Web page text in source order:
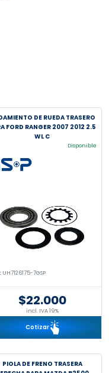
DE RUEDA TRASERO
FORD RANGER 2007 2012 2.5
WL C
Disponible
UH7126175-7GSP
$22.000
incl. IVA 19%
Cotizar
PIOLA DE FRENO TRASERA